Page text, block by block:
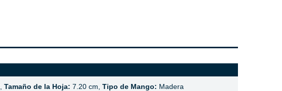
Tamaño de la Hoja: 7.20 cm, Tipo de Mango: Madera